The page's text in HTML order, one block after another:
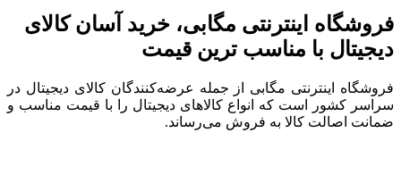
فروشگاه اینترنتی مگابی، خرید آسان کالای
دیجیتال با مناسب ترین قیمت
فروشگاه اینترنتی مگابی از جمله عرضه‌کنندگان کالای دیجیتال در
سراسر کشور است که انواع کالاهای دیجیتال را با قیمت مناسب و
ضمانت اصالت کالا به فروش می‌رساند.